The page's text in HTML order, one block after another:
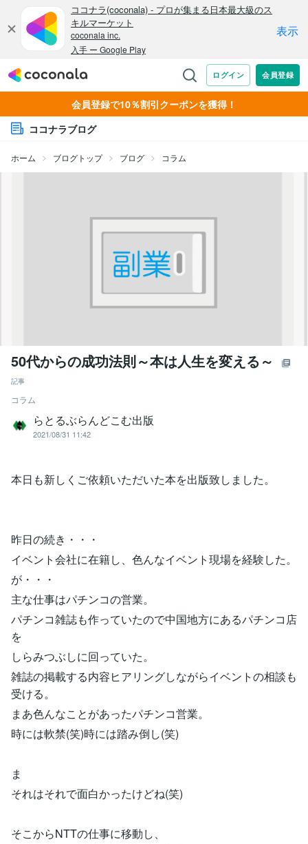
会員登録で10％割引クーポンを獲得！
ココナラブログ
ホーム ブログトップ ブログ コラム
50代からの成功法則～本は人生を変える～
記事
コラム
らとるぶらんどこむ出版
2021/08/31 11:42
本日も新しくご依頼いただいた本を出版致しました。
昨日の続き・・・
イベント会社に在籍し、色んなイベント現場を経験した。
が・・・
主な仕事はパチンコの営業。
パチンコ雑誌も作っていたので中国地方にあるパチンコ店
を
しらみつぶしに回っていた。
雑誌の掲載する内容ヒアリングしながらイベントの相談も
受ける。
まあ色んなことがあったパチンコ営業。
時には軟禁(笑)時には踏み倒し(笑)
ま
それはそれで面白かったけどね(笑)
そこからNTTの仕事に移動し、